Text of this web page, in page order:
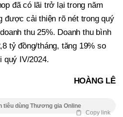
đã có lãi trở lại trong năm
được cải thiện rõ nét trong quý
thu 25%. Doanh thu bình
tỷ đồng/tháng, tăng 19% so
quý IV/2024.
HOÀNG LÊ
tiêu dùng Thương gia Online
Copy link